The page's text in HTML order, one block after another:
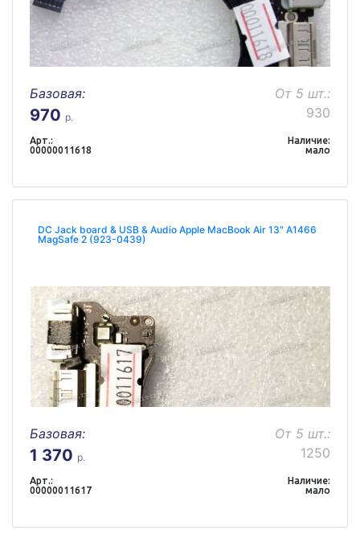
Базовая:
970 р.
От 5 шт.:
930
Арт.:
00000011618
Наличие:
мало
DC Jack board & USB & Audio Apple MacBook Air 13" A1466
MagSafe 2 (923-0439)
Базовая:
1 370 р.
От 5 шт.:
1250
Арт.:
00000011617
Наличие:
мало